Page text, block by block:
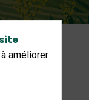
améliorer